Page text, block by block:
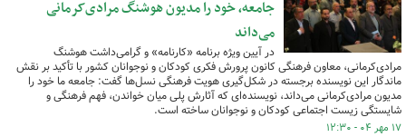
جامعه، خود را مدیون هوشنگ مرادی‌کرمانی
می‌داند
در آیین ویژه برنامه «کارنامه» و گرامی‌داشت هوشنگ
مرادی‌کرمانی، معاون فرهنگی کانون پرورش فکری کودکان و نوجوانان کشور با تأکید بر نقش
ماندگار این نویسنده برجسته در شکل‌گیری هویت فرهنگی نسل‌ها گفت: جامعه ما خود را
مدیون مرادی‌کرمانی می‌داند، نویسنده‌ای که آثارش پلی میان خواندن، فهم فرهنگی و
شایستگی زیست اجتماعی کودکان و نوجوانان ساخته است.
۱۷ مهر ۰۴ - ۱۲:۳۰